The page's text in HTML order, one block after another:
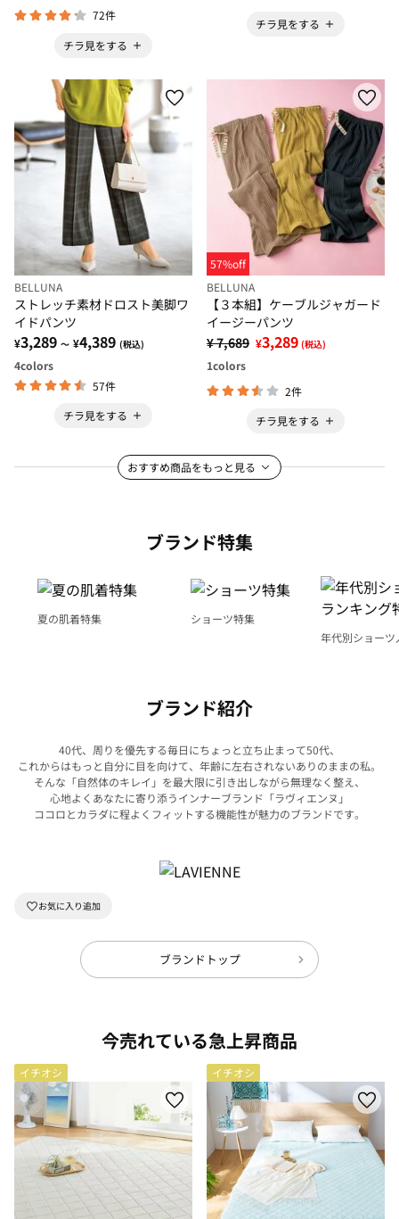
72件
チラ見をする
チラ見をする
BELLUNA
ストレッチ素材ドロスト美脚ワ
イドパンツ
¥3,289 ～ ¥4,389 (税込)
4colors
57件
チラ見をする
57%off
BELLUNA
【３本組】ケーブルジャガード
イージーパンツ
¥ 7,689 ¥3,289 (税込)
1colors
2件
チラ見をする
おすすめ商品をもっと見る
ブランド特集
夏の肌着特集
ショーツ特集
年代別ショー
ブランド紹介
40代、周りを優先する毎日にちょっと立ち止まって50代、
これからはもっと自分に目を向けて、年齢に左右されないありのままの私。
そんな「自然体のキレイ」を最大限に引き出しながら無理なく整え、
心地よくあなたに寄り添うインナーブランド「ラヴィエンヌ」
ココロとカラダに程よくフィットする機能性が魅力のブランドです。
ブランドトップ
今売れている急上昇商品
イチオシ イチオシ